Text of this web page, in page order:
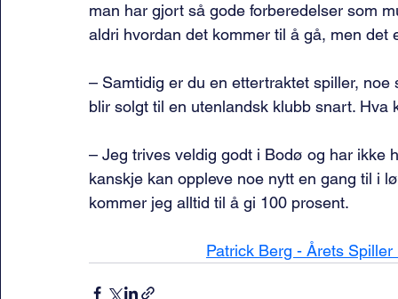
man har gjort så gode forberedelser som
aldri hvordan det kommer til å gå, men det
– Samtidig er du en ettertraktet spiller,
blir solgt til en utenlandsk klubb snart. Hva
– Jeg trives veldig godt i Bodø og har ikke
kanskje kan oppleve noe nytt en gang til i
kommer jeg alltid til å gi 100 prosent.
Patrick Berg - Årets